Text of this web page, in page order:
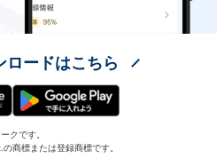
ロードはこちら
クです。
商標または登録商標です。